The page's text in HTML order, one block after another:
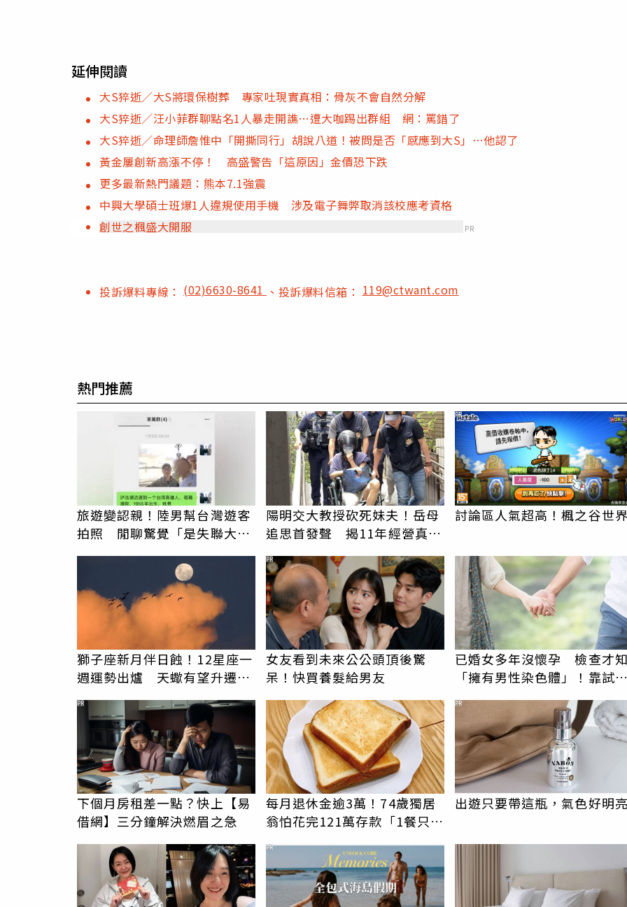
延伸閱讀
大S猝逝／大S將環保樹葬 專家吐現實真相：骨灰不會自然分解
大S猝逝／汪小菲群聊點名1人暴走開譙…遭大咖踢出群組 網：罵錯了
大S猝逝／命理師詹惟中「開撕同行」胡說八道！被問是否「感應到大S」…他認了
黃金屢創新高漲不停！ 高盛警告「這原因」金價恐下跌
更多最新熱門議題：熊本7.1強震
中興大學碩士班爆1人違規使用手機 涉及電子舞弊取消該校應考資格
創世之楓盛大開服
PR
投訴爆料專線： (02)6630-8641 、投訴爆料信箱：119@ctwant.com
熱門推薦
旅遊變認親！陸男幫台灣遊客
拍照 閒聊驚覺「是失聯大
陽明交大教授砍死妹夫！岳母
追思首發聲 揭11年經營真相
討論區人氣超高！楓之谷世
PR
獅子座新月伴日蝕！12星座一
週運勢出爐 天蠍有望升遷、
女友看到未來公公頭頂後驚
呆！快買養髮給男友
PR
已婚女多年沒懷孕 檢查才
「擁有男性染色體」！靠試
下個月房租差一點？快上【易
借網】三分鐘解決燃眉之急
PR
每月退休金逾3萬！74歲獨居
翁怕花完121萬存款「1餐只吃
1片吐司」 半年後暴瘦嚇壞
出遊只要帶這瓶，氣色好明
PR
PR